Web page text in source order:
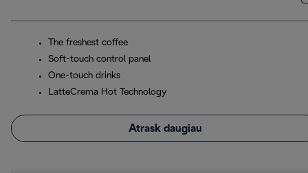
The freshest coffee
Soft-touch control panel
One-touch drinks
LatteCrema Hot Technology
Atrask daugiau